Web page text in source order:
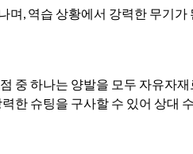
며, 역습 상황에서 강력한 무기가
중 하나는 양발을 모두 자유자
한 슈팅을 구사할 수 있어 상대